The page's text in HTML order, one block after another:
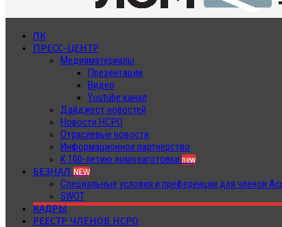
ЛК
ПРЕСС-ЦЕНТР
Медиаматериалы
Презентации
Видео
Youtube канал
Дайджест новостей
Новости НСРО
Отраслевые новости
Информационное партнерство
К 100-летию ломозаготовки new
БЕЗНАЛ NEW
Специальные условия и преференции для членов
SWOT
КАДРЫ
РЕЕСТР ЧЛЕНОВ НСРО